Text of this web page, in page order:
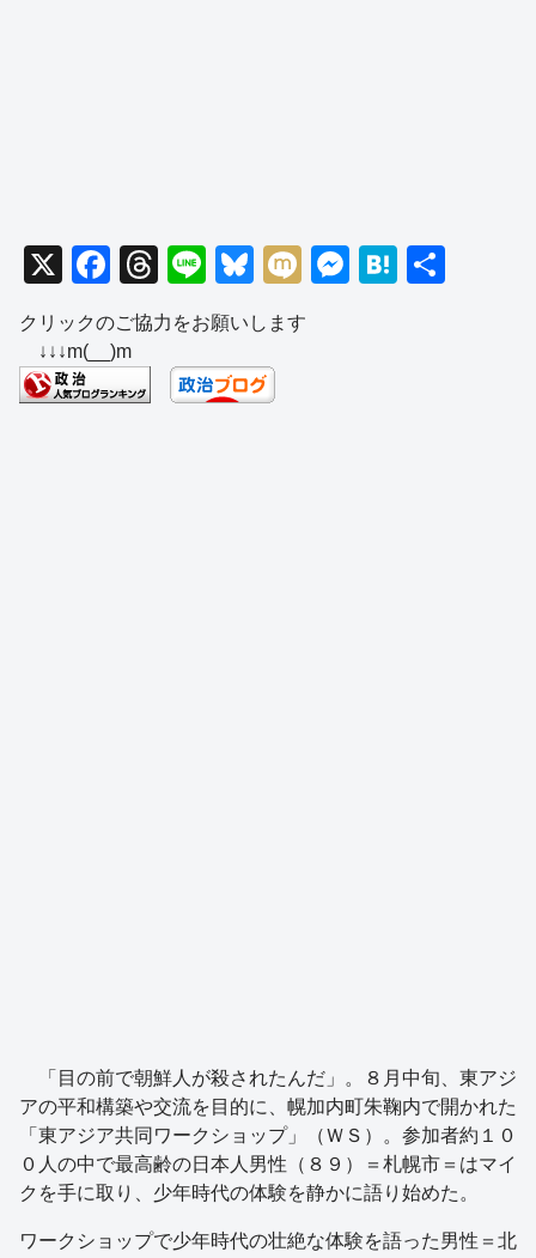
X
F
c
e
b
T
hr
e
a
d
Li
n
e
Bl
u
e
sk
y
M
M
H
クリックのご協力をお願いします
↓↓↓m(__)m
「目の前で朝鮮人が殺されたんだ」。８月中旬、東アジ
アの平和構築や交流を目的に、幌加内町朱鞠内で開かれた
「東アジア共同ワークショップ」（ＷＳ）。参加者約１０
０人の中で最高齢の日本人男性（８９）＝札幌市＝はマイ
クを手に取り、少年時代の体験を静かに語り始めた。
ワークショップで少年時代の壮絶な体験を語った男性＝北